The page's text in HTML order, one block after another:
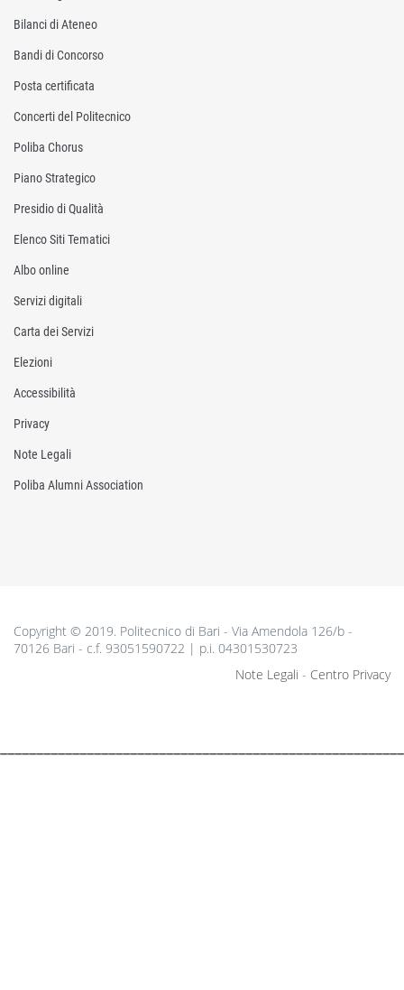
Bilanci di Ateneo
Bandi di Concorso
Posta certificata
Concerti del Politecnico
Poliba Chorus
Piano Strategico
Presidio di Qualità
Elenco Siti Tematici
Albo online
Servizi digitali
Carta dei Servizi
Elezioni
Accessibilità
Privacy
Note Legali
Poliba Alumni Association
Copyright © 2019. Politecnico di Bari - Via Amendola 126/b -
70126 Bari - c.f. 93051590722 | p.i. 04301530723
Note Legali - Centro Privacy